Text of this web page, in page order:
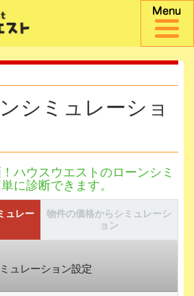
シミュレーショ
ハウスウエストのローンシミ
に診断できます。
ュレー
物件の価格からシミュレーシ
ョン
ュレーション設定